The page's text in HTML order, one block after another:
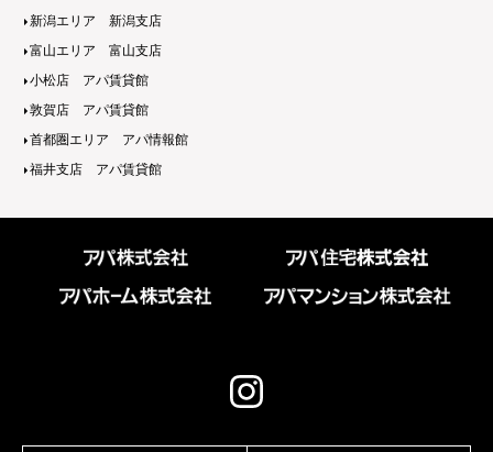
新潟エリア 新潟支店
富山エリア 富山支店
小松店 アパ賃貸館
敦賀店 アパ賃貸館
首都圏エリア アパ情報館
福井支店 アパ賃貸館